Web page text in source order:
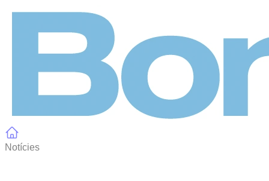
Notícies